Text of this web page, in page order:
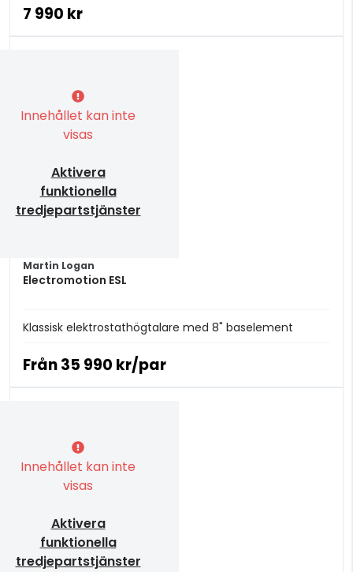
7 990 kr
Innehållet kan inte
visas
Aktivera
funktionella
tredjepartstjänster
Martin Logan
Electromotion ESL
Klassisk elektrostathögtalare med 8" baselement
Från35 990 kr/par
Innehållet kan inte
visas
Aktivera
funktionella
tredjepartstjänster